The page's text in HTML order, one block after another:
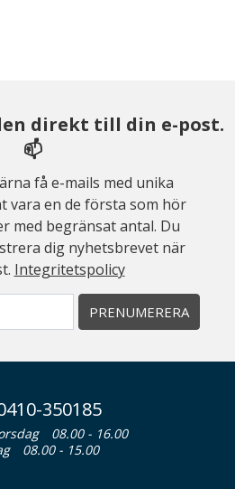
direkt till din e-post.
📫
få e-mails med unika
vara en de första som hör
med begränsat antal. Du
dig nyhetsbrevet när
Integritetspolicy
PRENUMERERA
350185
08.00 - 16.00
08.00 - 15.00